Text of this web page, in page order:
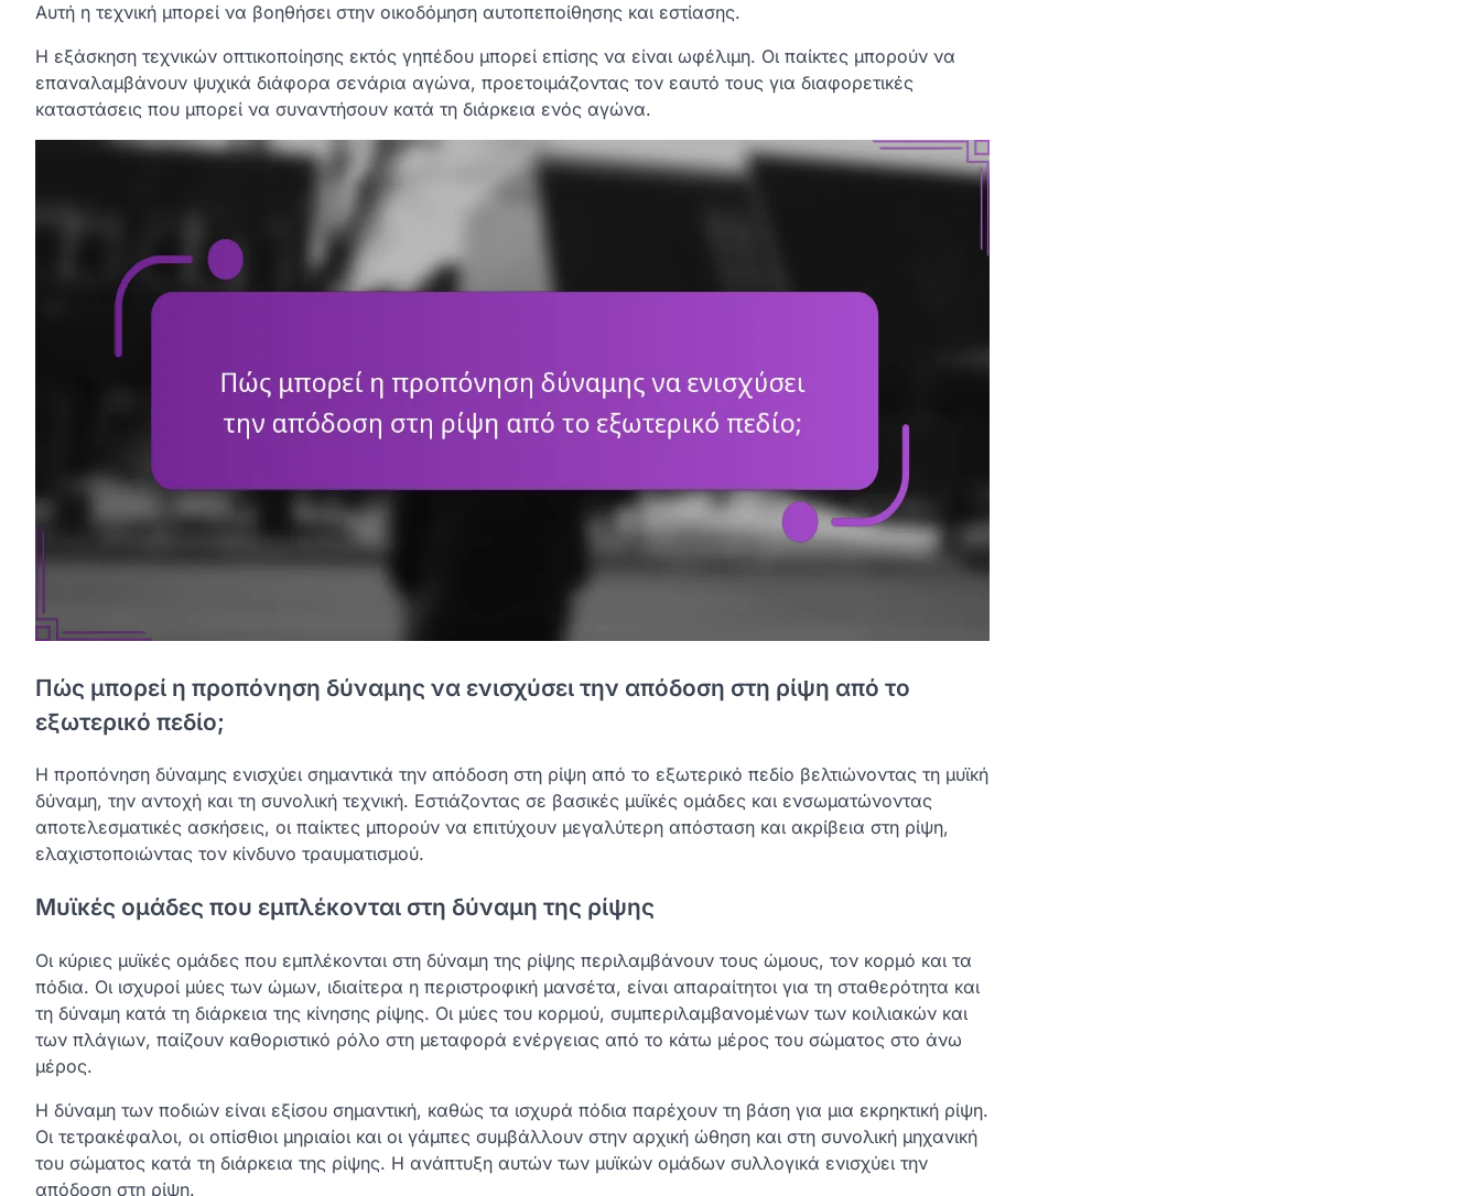
Αυτή η τεχνική μπορεί να βοηθήσει στην οικοδόμηση αυτοπεποίθησης και εστίασης.
Η εξάσκηση τεχνικών οπτικοποίησης εκτός γηπέδου μπορεί επίσης να είναι ωφέλιμη. Οι παίκτες μπορούν να
επαναλαμβάνουν ψυχικά διάφορα σενάρια αγώνα, προετοιμάζοντας τον εαυτό τους για διαφορετικές
καταστάσεις που μπορεί να συναντήσουν κατά τη διάρκεια ενός αγώνα.
Πώς μπορεί η προπόνηση δύναμης να ενισχύσει την απόδοση στη ρίψη από το
εξωτερικό πεδίο;
Η προπόνηση δύναμης ενισχύει σημαντικά την απόδοση στη ρίψη από το εξωτερικό πεδίο βελτιώνοντας τη μυϊκή
δύναμη, την αντοχή και τη συνολική τεχνική. Εστιάζοντας σε βασικές μυϊκές ομάδες και ενσωματώνοντας
αποτελεσματικές ασκήσεις, οι παίκτες μπορούν να επιτύχουν μεγαλύτερη απόσταση και ακρίβεια στη ρίψη,
ελαχιστοποιώντας τον κίνδυνο τραυματισμού.
Μυϊκές ομάδες που εμπλέκονται στη δύναμη της ρίψης
Οι κύριες μυϊκές ομάδες που εμπλέκονται στη δύναμη της ρίψης περιλαμβάνουν τους ώμους, τον κορμό και τα
πόδια. Οι ισχυροί μύες των ώμων, ιδιαίτερα η περιστροφική μανσέτα, είναι απαραίτητοι για τη σταθερότητα και
τη δύναμη κατά τη διάρκεια της κίνησης ρίψης. Οι μύες του κορμού, συμπεριλαμβανομένων των κοιλιακών και
των πλάγιων, παίζουν καθοριστικό ρόλο στη μεταφορά ενέργειας από το κάτω μέρος του σώματος στο άνω
μέρος.
Η δύναμη των ποδιών είναι εξίσου σημαντική, καθώς τα ισχυρά πόδια παρέχουν τη βάση για μια εκρηκτική ρίψη.
Οι τετρακέφαλοι, οι οπίσθιοι μηριαίοι και οι γάμπες συμβάλλουν στην αρχική ώθηση και στη συνολική μηχανική
του σώματος κατά τη διάρκεια της ρίψης. Η ανάπτυξη αυτών των μυϊκών ομάδων συλλογικά ενισχύει την
απόδοση στη ρίψη.